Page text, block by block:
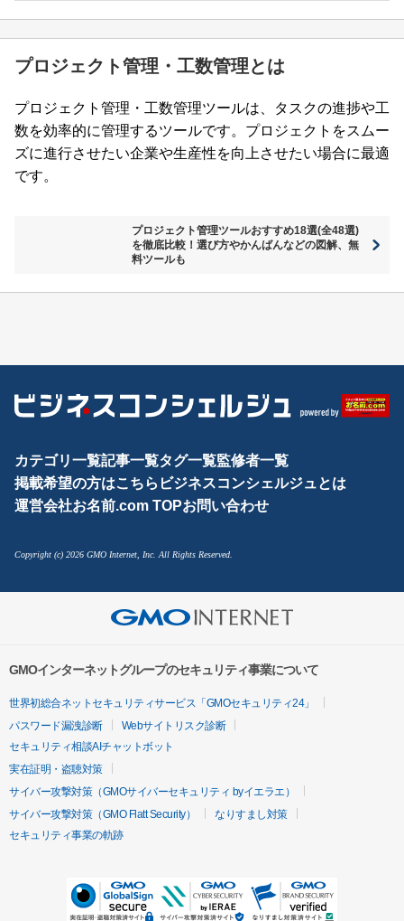
プロジェクト管理・工数管理とは
プロジェクト管理・工数管理ツールは、タスクの進捗や工
数を効率的に管理するツールです。プロジェクトをスムー
ズに進行させたい企業や生産性を向上させたい場合に最適
です。
プロジェクト管理ツールおすすめ18選(全48選)
を徹底比較！選び方やかんばんなどの図解、無
料ツールも
カテゴリ一覧記事一覧タグ一覧監修者一覧
掲載希望の方はこちら ビジネスコンシェルジュとは
運営会社お名前.com TOPお問い合わせ
Copyright (c) 2026 GMO Internet, Inc. All Rights Reserved.
GMOインターネットグループのセキュリティ事業について
世界初総合ネットセキュリティサービス「GMOセキュリティ24」
パスワード漏洩診断
Webサイトリスク診断
セキュリティ相談AIチャットボット
実在証明・盗聴対策
サイバー攻撃対策（GMOサイバーセキュリティ byイエラエ）
サイバー攻撃対策（GMO Flatt Security）
なりすまし対策
セキュリティ事業の軌跡